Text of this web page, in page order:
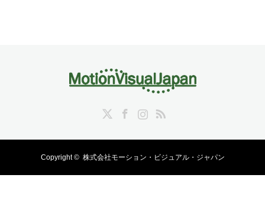
RSS
Copyright © 株式会社モーション・ビジュアル・ジャパン